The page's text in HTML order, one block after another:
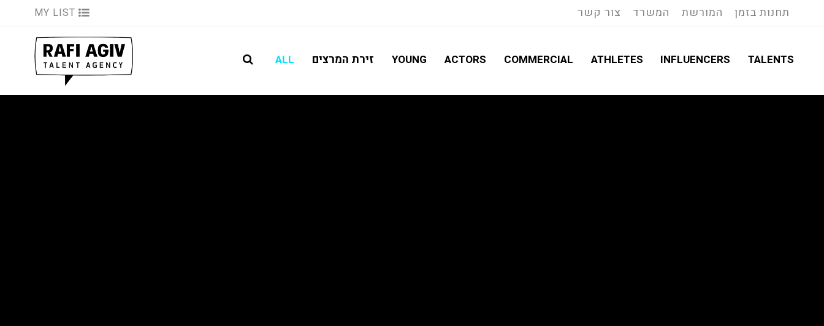
MY LIST תחנות בזמן המורשת המשרד צור קשר
TALENTS
INFLUENCERS
ATHLETES
COMMERCIAL
ACTORS
YOUNG זירת המרצים ALL